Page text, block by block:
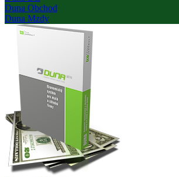
Duna Obchod
Duna Mzdy